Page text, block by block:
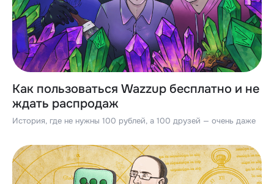
Как пользоваться Wazzup бесплатно и не
ждать распродаж
История, где не нужны 100 рублей, а 100 друзей — очень даже